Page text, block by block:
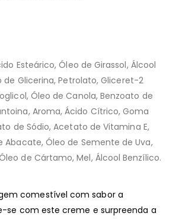
Esteárico, Óleo de Girassol, Álcool
de Glicerina, Petrolato, Gliceret-2
Óleo de Canola, Benzoato de
Aroma, Ácido Cítrico, Goma
de Sódio, Acetato de Vitamina E,
Abacate, Óleo de Semente de Uva,
de Cártamo, Mel, Álcool Benzílico.
comestível com sabor a
se com este creme e surpreenda a